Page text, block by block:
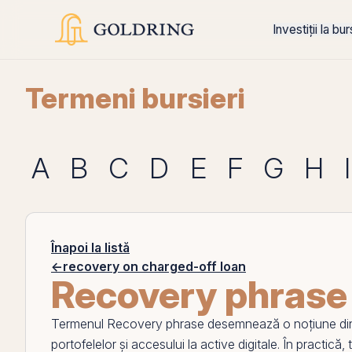
Investiții la
Termeni bursieri
A B C D E F G H I
Înapoi la listă
←recovery on charged-off loan
Recovery phrase
Termenul Recovery phrase desemnează o noțiune
portofelelor și accesului la active digitale. În practică,